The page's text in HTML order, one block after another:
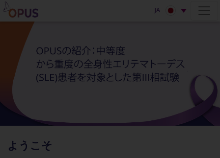
JA
ようこそ